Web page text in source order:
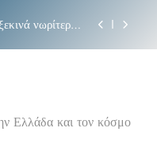
νωρίτερα
«Κρήτη
Ελλάδα και τον κόσμο